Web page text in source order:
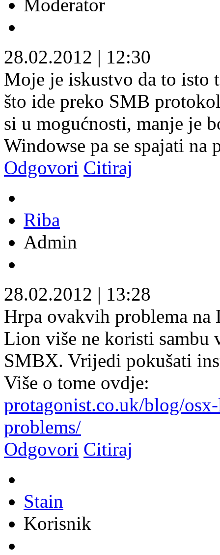
Moderator
28.02.2012 | 12:30
Moje je iskustvo da to isto
što ide preko SMB
si u mogućnosti, manje je
Windowse pa se spajati
Odgovori Citiraj
Riba
Admin
28.02.2012 | 13:28
Hrpa ovakvih problema na
Lion više ne koristi sambu
SMBX. Vrijedi pokušati
Više o tome ovdje:
protagonist.co.uk/blog/
problems/
Odgovori Citiraj
Stain
Korisnik